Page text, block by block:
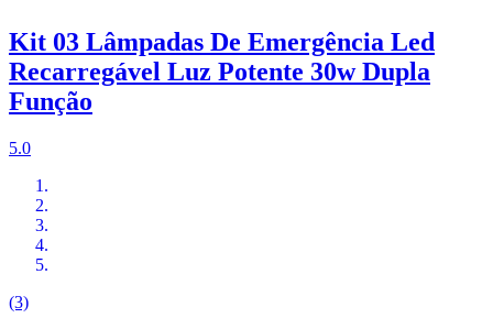
Kit 03 Lâmpadas De Emergência Led
Recarregável Luz Potente 30w Dupla
Função
5.0
(3)